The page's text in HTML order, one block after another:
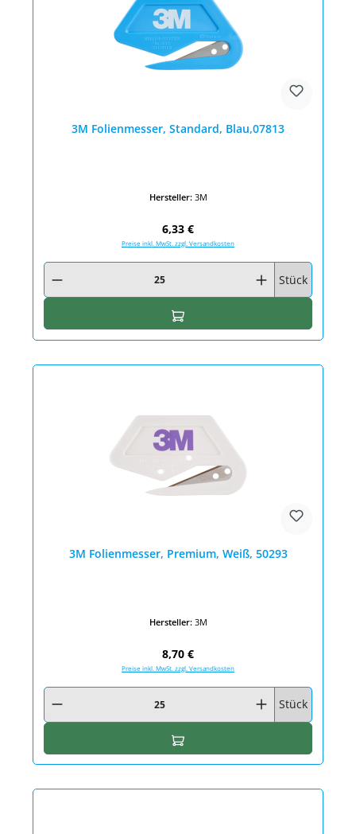
3M Folienmesser, Standard, Blau,07813
Hersteller: 3M
Regulärer Preis:
6,33 €
Preise inkl. MwSt. zzgl. Versandkosten
Produkt Anzahl: Gib den gewünschten Wert ein oder benutze die
Stück
In den Warenkorb
3M Folienmesser, Premium, Weiß, 50293
Hersteller: 3M
Regulärer Preis:
8,70 €
Preise inkl. MwSt. zzgl. Versandkosten
Produkt Anzahl: Gib den gewünschten Wert ein oder benutze die
Stück
In den Warenkorb